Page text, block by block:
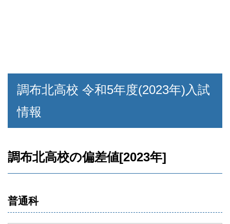
調布北高校 令和5年度(2023年)入試
情報
調布北高校の偏差値[2023年]
普通科